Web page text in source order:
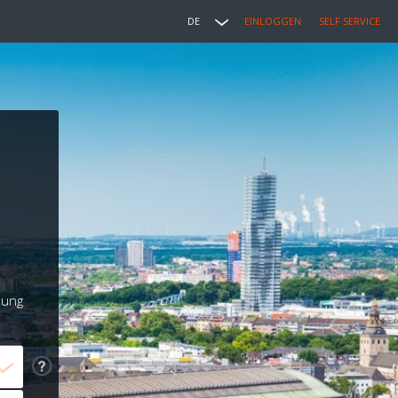
DE EINLOGGEN SELF SERVICE